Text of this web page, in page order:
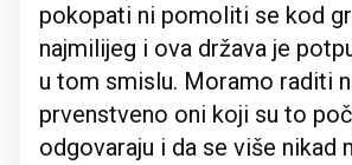
pokopati ni pomoliti se kod
najmilijeg i ova država je
u tom smislu. Moramo raditi
prvenstveno oni koji su to
odgovaraju i da se više nikad